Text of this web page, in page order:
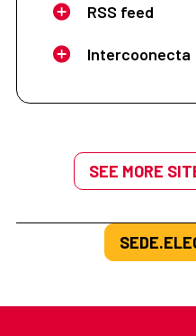
RSS feed
Intercoonecta
SEE MORE